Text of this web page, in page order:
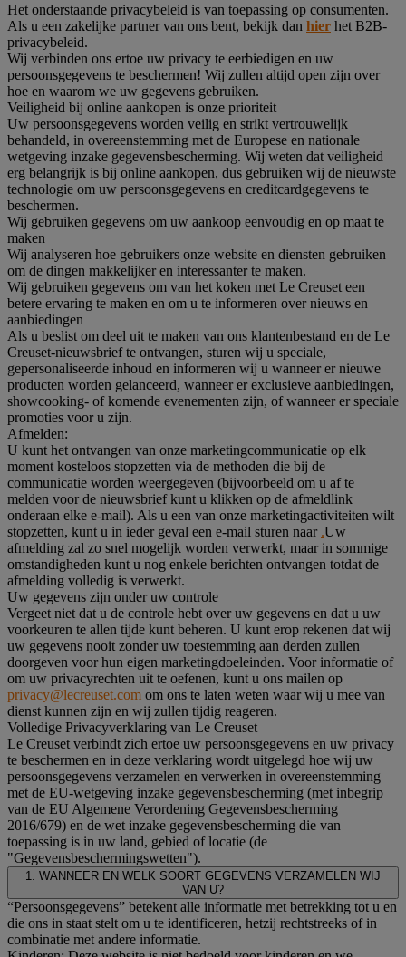
Het onderstaande privacybeleid is van toepassing op consumenten.
Als u een zakelijke partner van ons bent, bekijk dan hier het B2B-
privacybeleid.
Wij verbinden ons ertoe uw privacy te eerbiedigen en uw
persoonsgegevens te beschermen! Wij zullen altijd open zijn over
hoe en waarom we uw gegevens gebruiken.
Veiligheid bij online aankopen is onze prioriteit
Uw persoonsgegevens worden veilig en strikt vertrouwelijk
behandeld, in overeenstemming met de Europese en nationale
wetgeving inzake gegevensbescherming. Wij weten dat veiligheid
erg belangrijk is bij online aankopen, dus gebruiken wij de nieuwste
technologie om uw persoonsgegevens en creditcardgegevens te
beschermen.
Wij gebruiken gegevens om uw aankoop eenvoudig en op maat te
maken
Wij analyseren hoe gebruikers onze website en diensten gebruiken
om de dingen makkelijker en interessanter te maken.
Wij gebruiken gegevens om van het koken met Le Creuset een
betere ervaring te maken en om u te informeren over nieuws en
aanbiedingen
Als u beslist om deel uit te maken van ons klantenbestand en de Le
Creuset-nieuwsbrief te ontvangen, sturen wij u speciale,
gepersonaliseerde inhoud en informeren wij u wanneer er nieuwe
producten worden gelanceerd, wanneer er exclusieve aanbiedingen,
showcooking- of komende evenementen zijn, of wanneer er speciale
promoties voor u zijn.
Afmelden:
U kunt het ontvangen van onze marketingcommunicatie op elk
moment kosteloos stopzetten via de methoden die bij de
communicatie worden weergegeven (bijvoorbeeld om u af te
melden voor de nieuwsbrief kunt u klikken op de afmeldlink
onderaan elke e-mail). Als u een van onze marketingactiviteiten wilt
stopzetten, kunt u in ieder geval een e-mail sturen naar .Uw
afmelding zal zo snel mogelijk worden verwerkt, maar in sommige
omstandigheden kunt u nog enkele berichten ontvangen totdat de
afmelding volledig is verwerkt.
Uw gegevens zijn onder uw controle
Vergeet niet dat u de controle hebt over uw gegevens en dat u uw
voorkeuren te allen tijde kunt beheren. U kunt erop rekenen dat wij
uw gegevens nooit zonder uw toestemming aan derden zullen
doorgeven voor hun eigen marketingdoeleinden. Voor informatie of
om uw privacyrechten uit te oefenen, kunt u ons mailen op
privacy@lecreuset.com om ons te laten weten waar wij u mee van
dienst kunnen zijn en wij zullen tijdig reageren.
Volledige Privacyverklaring van Le Creuset
Le Creuset verbindt zich ertoe uw persoonsgegevens en uw privacy
te beschermen en in deze verklaring wordt uitgelegd hoe wij uw
persoonsgegevens verzamelen en verwerken in overeenstemming
met de EU-wetgeving inzake gegevensbescherming (met inbegrip
van de EU Algemene Verordening Gegevensbescherming
2016/679) en de wet inzake gegevensbescherming die van
toepassing is in uw land, gebied of locatie (de
"Gegevensbeschermingswetten").
1. WANNEER EN WELK SOORT GEGEVENS VERZAMELEN WIJ
VAN U?
“Persoonsgegevens” betekent alle informatie met betrekking tot u en
die ons in staat stelt om u te identificeren, hetzij rechtstreeks of in
combinatie met andere informatie.